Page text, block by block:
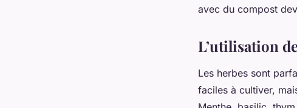
avec du compost
L’utilisation
Les herbes sont
faciles à cultiver,